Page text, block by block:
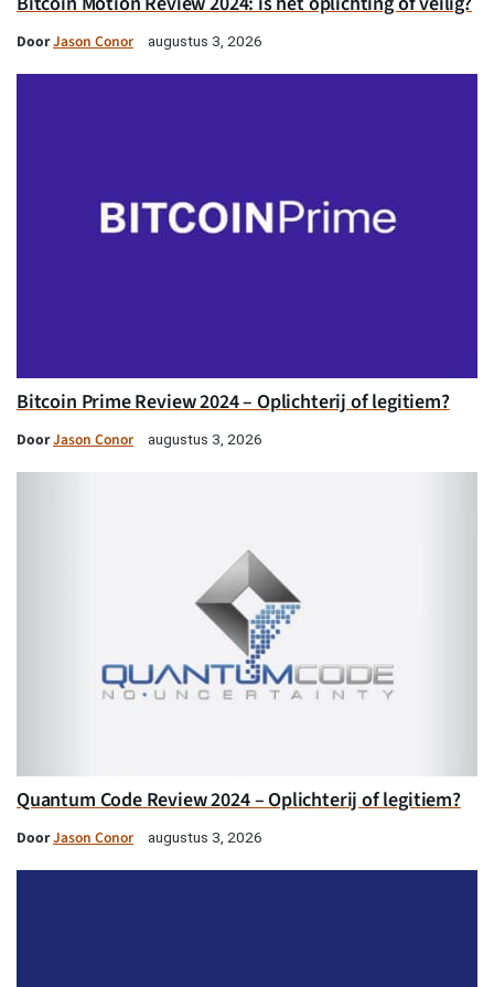
DoorJason Conor augustus 3, 2026
Bitcoin Prime Review 2024 – Oplichterij of legitiem?
DoorJason Conor augustus 3, 2026
Quantum Code Review 2024 – Oplichterij of legitiem?
DoorJason Conor augustus 3, 2026